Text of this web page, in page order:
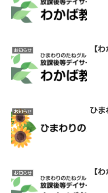
お知らせ 【
お知らせ ひま
お知らせ 【